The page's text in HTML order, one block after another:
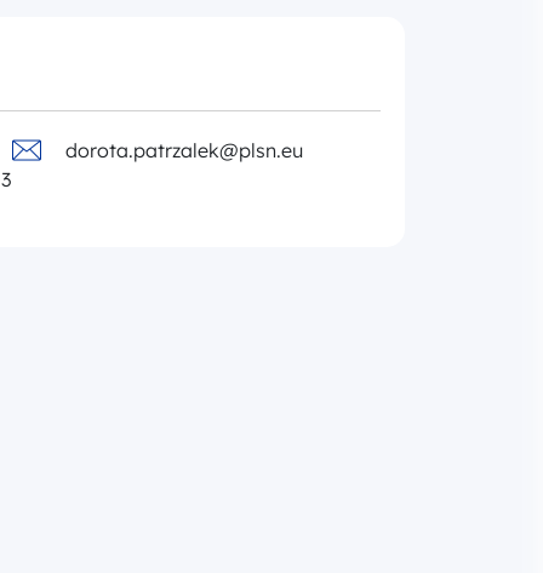
dorota.patrzalek@plsn.eu